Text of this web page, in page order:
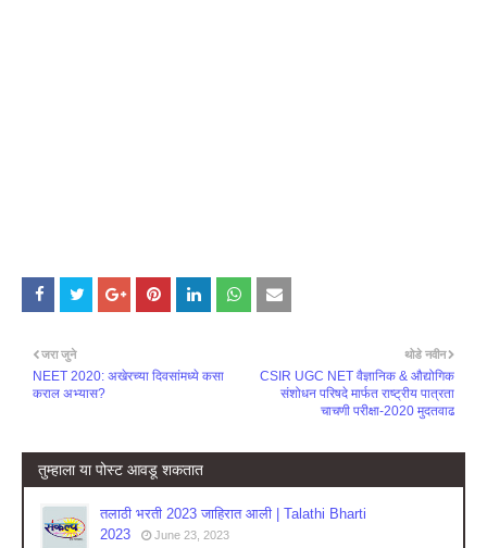
थोडे नवीन
CSIR UGC NET वैज्ञानिक & औद्योगिक
संशोधन परिषदे मार्फत राष्ट्रीय पात्रता
चाचणी परीक्षा-2020 मुदतवाढ
जरा जुने
NEET 2020: अखेरच्या दिवसांमध्ये कसा
कराल अभ्यास?
तुम्‍हाला या पोस्‍ट आवडू शकतात
तलाठी भरती 2023 जाहिरात आली | Talathi Bharti
2023
June 23, 2023